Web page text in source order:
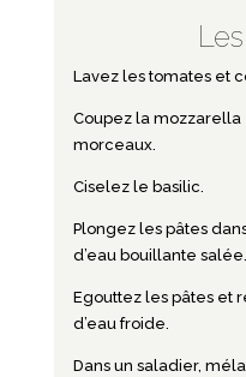
Lavez les tomates et
Coupez la
morceaux.
Ciselez le basilic.
Plongez les pâtes
d’eau bouillante
Egouttez les pâtes et
d’eau froide.
Dans un saladier,